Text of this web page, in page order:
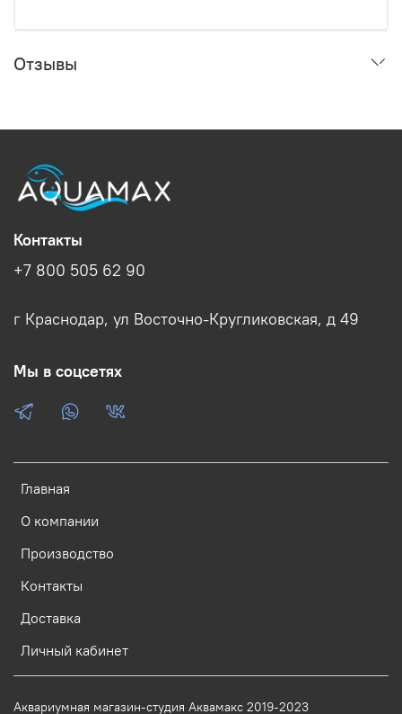
Отзывы
Главная
О компании
Производство
Контакты
Доставка
Личный кабинет
Контакты
+7 800 505 62 90
г Краснодар, ул Восточно-Кругликовская, д 49
Мы в соцсетях
Аквариумная магазин-студия Аквамакс 2019-2023